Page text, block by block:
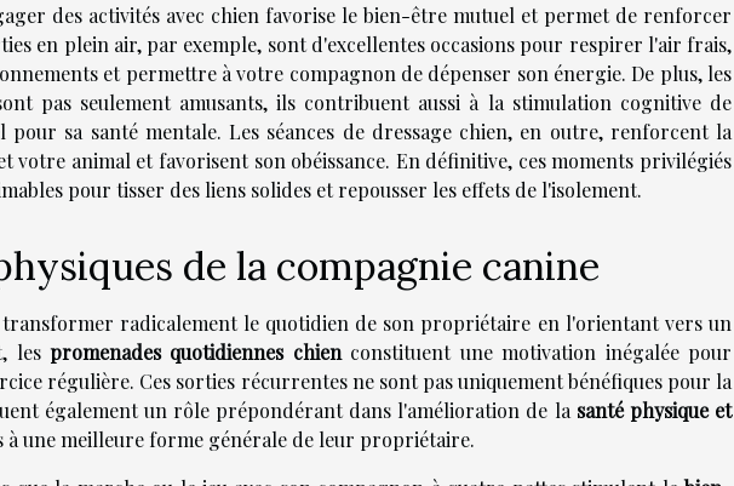
des activités avec chien favorise le bien-être mutuel et permet de renforcer
en plein air, par exemple, sont d'excellentes occasions pour respirer l'air frais,
et permettre à votre compagnon de dépenser son énergie. De plus, les
pas seulement amusants, ils contribuent aussi à la stimulation cognitive de
pour sa santé mentale. Les séances de dressage chien, en outre, renforcent la
votre animal et favorisent son obéissance. En définitive, ces moments privilégiés
pour tisser des liens solides et repousser les effets de l'isolement.
de la compagnie canine
radicalement le quotidien de son propriétaire en l'orientant vers un
lespromenades quotidiennes chienconstituent une motivation inégalée pour
régulière. Ces sorties récurrentes ne sont pas uniquement bénéfiques pour la
également un rôle prépondérant dans l'amélioration de la santé physique et
à une meilleure forme générale de leur propriétaire.